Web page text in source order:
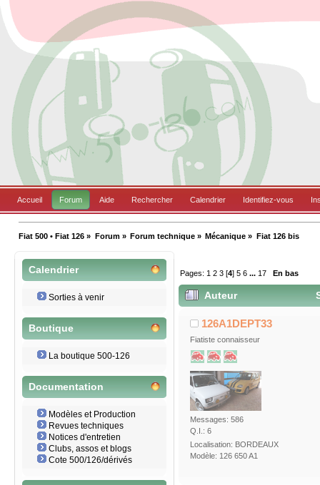
Accueil Forum Aide Rechercher Calendrier Identifiez-vous
Fiat 500 • Fiat 126 » Forum» Forum technique» Mécanique » Fiat 126 bis
Calendrier
Sorties à venir
Boutique
La boutique 500-126
Documentation
Modèles et Production
Revues techniques
Notices d'entretien
Clubs, assos et blogs
Cote 500/126/dérivés
Pages: 1 2 3 [4]5 6 ... 17 En bas
Auteur
126A1DEPT33
Fiatiste connaisseur
Messages: 586
Q.I.: 6
Localisation: BORDEAUX
Modèle: 126 650 A1